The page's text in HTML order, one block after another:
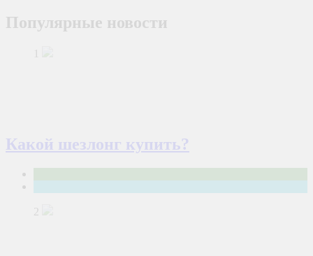
Популярные новости
1
Какой шезлонг купить?
2